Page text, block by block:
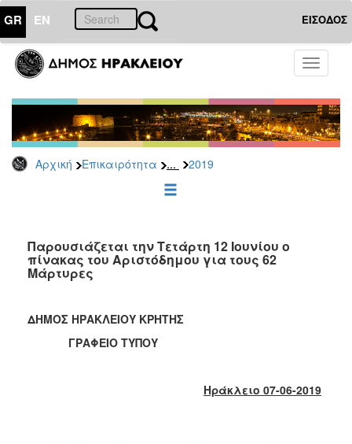
GR EN ΕΙΣΟΔΟΣ
Toggle
Αρχική Επικαιρότητα ... 2019
ΕΠΙΚΑΙΡΟΤΗΤΑ
Τύπου
Αρχείο
2026
2025
2022
2021
2019
2018
Παρουσιάζεται την Τετάρτη 12 Ιουνίου ο
πίνακας του Αριστόδημου για τους 62
Μάρτυρες
ΔΗΜΟΣ ΗΡΑΚΛΕΙΟΥ ΚΡΗΤΗΣ
ΓΡΑΦΕΙΟ ΤΥΠΟΥ
Ηράκλειο 07-06-2019